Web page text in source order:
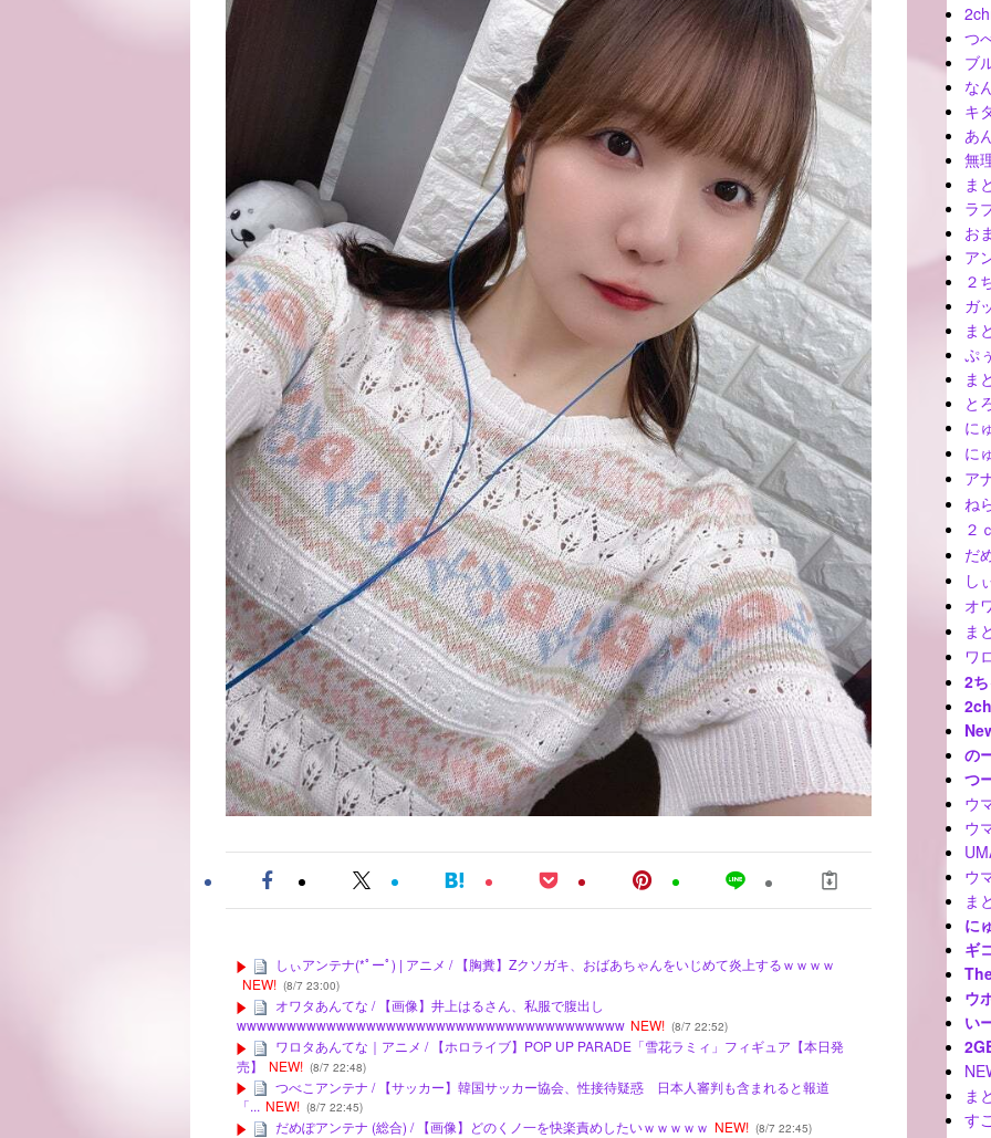
しぃアンテナ(*ﾟーﾟ) | アニメ / 【胸糞】Zクソガキ、おばあちゃんをいじめて炎上するｗｗｗｗ
NEW! (8/7 23:00)
オワタあんてな / 【画像】井上はるさん、私服で腹出し
wwwwwwwwwwwwwwwwwwwwwwwwwwwwwwwwwwwwwww NEW! (8/7 22:52)
ワロタあんてな｜アニメ / 【ホロライブ】POP UP PARADE「雪花ラミィ」フィギュア【本日発
売】
NEW! (8/7 22:48)
つべこアンテナ / 【サッカー】韓国サッカー協会、性接待疑惑 日本人審判も含まれると報道
「... NEW! (8/7 22:45)
だめぽアンテナ (総合) / 【画像】どのくノ一を快楽責めしたいｗｗｗｗｗ NEW! (8/7 22:45)
つ
ブ
な
キ
あ
無
ま
ラ
お
ア
２
ガ
ま
ぷ
ま
と
に
に
ア
ね
２
だ
し
オ
ま
ワ
2
の
つ
ウ
ウ
ウ
ま
に
ギ
ウ
い
ま
す